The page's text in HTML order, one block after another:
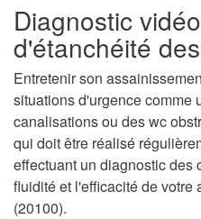
Diagnostic
d'étanchéité
Entretenir son
situations d'urgence comme
canalisations ou des wc
qui doit être réalisé
effectuant un diagnostic des
fluidité et l'efficacité de votre
(20100).